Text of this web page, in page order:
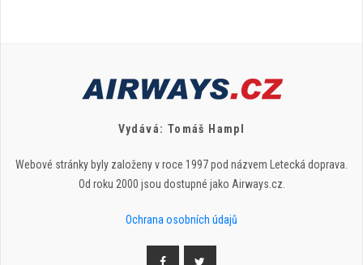
Vydává: Tomáš Hampl
Webové stránky byly založeny v roce 1997 pod názvem Letecká doprava.
Od roku 2000 jsou dostupné jako Airways.cz.
Ochrana osobních údajů